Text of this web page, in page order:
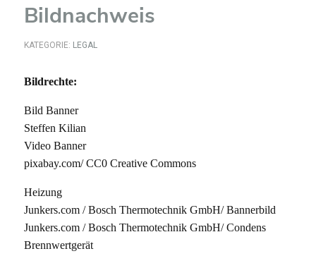
Bildnachweis
KATEGORIE: LEGAL
Bildrechte:
Bild Banner
Steffen Kilian
Video Banner
pixabay.com/ CC0 Creative Commons
Heizung
Junkers.com / Bosch Thermotechnik GmbH/ Bannerbild
Junkers.com / Bosch Thermotechnik GmbH/ Condens
Brennwertgerät